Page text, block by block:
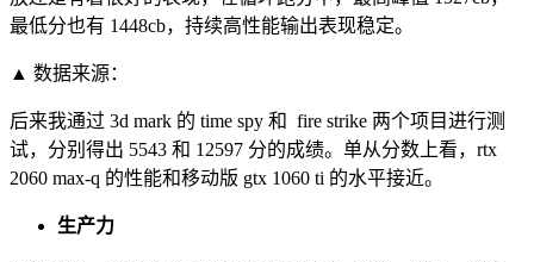
最低分也有 1448cb，持续高性能输出表现稳定。
▲ 数据来源：
后来我通过 3d mark 的 time spy 和 fire strike 两个项目进行测
试，分别得出 5543 和 12597 分的成绩。单从分数上看，rtx
2060 max-q 的性能和移动版 gtx 1060 ti 的水平接近。
生产力